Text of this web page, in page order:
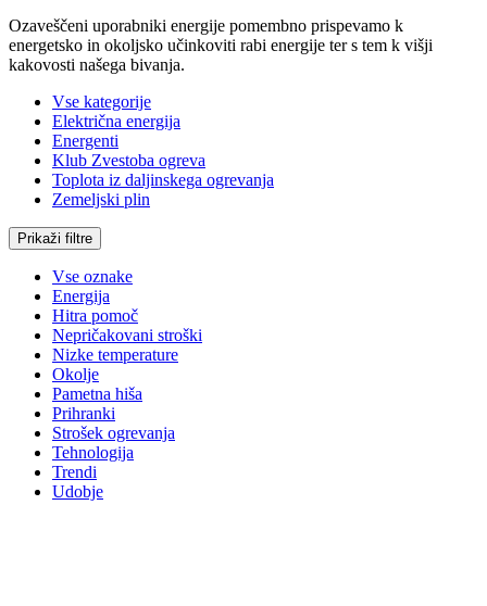
Ozaveščeni uporabniki energije pomembno prispevamo k
energetsko in okoljsko učinkoviti rabi energije ter s tem k višji
kakovosti našega bivanja.
Vse kategorije
Električna energija
Energenti
Klub Zvestoba ogreva
Toplota iz daljinskega ogrevanja
Zemeljski plin
Prikaži filtre
Vse oznake
Energija
Hitra pomoč
Nepričakovani stroški
Nizke temperature
Okolje
Pametna hiša
Prihranki
Strošek ogrevanja
Tehnologija
Trendi
Udobje